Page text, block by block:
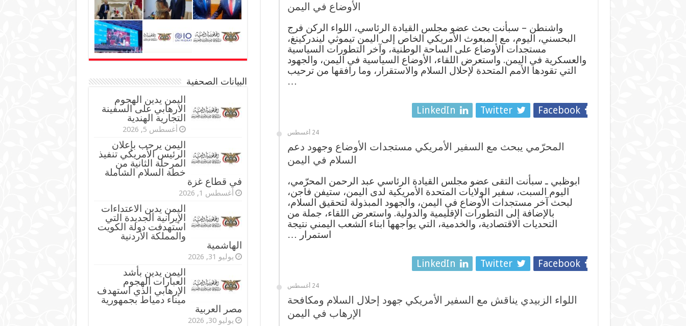
الأوضاع في اليمن
واشنطن – سبأنت بحث عضو مجلس القيادة الرئاسي، اللواء الركن فرج
البحسني، اليوم، مع المبعوث الأمريكي الخاص إلى اليمن تيموثي ليندركينغ،
مستجدات الأوضاع على الساحة الوطنية، وآخر التطورات السياسية
والعسكرية في اليمن. واستعرض اللقاء، الأوضاع السياسية في اليمن، والجهود
التي تقودها الأمم المتحدة لإحلال السلام والاستقرار، وما رافقها من ترحيب
…
Facebook
Twitter
LinkedIn
24 أغسطس
المحرّمي يبحث مع السفير الأمريكي مستجدات الأوضاع وجهود دعم
السلام في اليمن
ابوظبي ـ سبأنت التقى عضو مجلس القيادة الرئاسي عبد الرحمن المحرّمي،
اليوم السبت، سفير الولايات المتحدة الأمريكية لدى اليمن، ستيفن فاجن،
لبحث آخر مستجدات الأوضاع في اليمن، والجهود المبذولة لتحقيق السلام،
بالإضافة إلى التطورات الإقليمية والدولية. واستعرض اللقاء، جملة من
التحديات الاقتصادية، والخدمية، التي يواجهها ابناء الشعب اليمني نتيجة
استمرار …
Facebook
Twitter
LinkedIn
24 أغسطس
اللواء الزبيدي يناقش مع السفير الأمريكي جهود إحلال السلام ومكافحة
الإرهاب في اليمن
البيانات الصحفية
اليمن يدين الهجوم
الارهابي على السفينة
التجارية الهندية
أغسطس 5, 2026
اليمن يرحب بإعلان
الرئيس الأمريكي تنفيذ
المرحلة الثانية من
خطة السلام الشاملة
في قطاع غزة
أغسطس 1, 2026
اليمن يدين الاعتداءات
الإيرانية الجديدة التي
استهدفت دولة الكويت
والمملكة الأردنية
الهاشمية
يوليو 31, 2026
اليمن يدين بأشد
العبارات الهجوم
الإرهابي الذي استهدف
ميناء دمياط بجمهورية
مصر العربية
يوليو 30, 2026